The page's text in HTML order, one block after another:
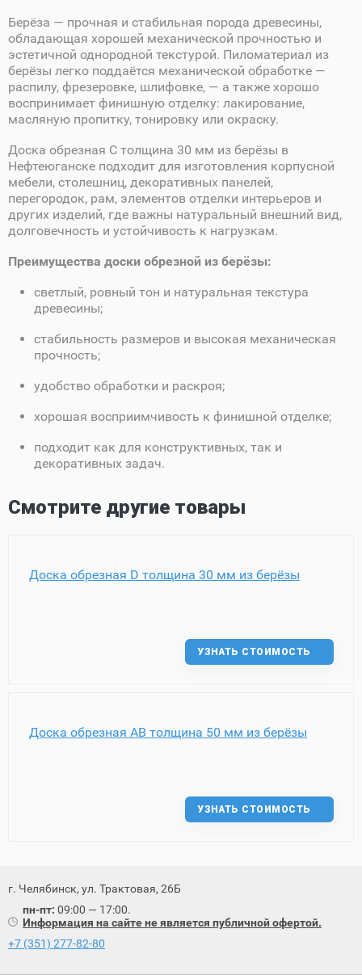
Берёза — прочная и стабильная порода древесины,
обладающая хорошей механической прочностью и
эстетичной однородной текстурой. Пиломатериал из
берёзы легко поддаётся механической обработке —
распилу, фрезеровке, шлифовке, — а также хорошо
воспринимает финишную отделку: лакирование,
масляную пропитку, тонировку или окраску.
Доска обрезная C толщина 30 мм из берёзы в
Нефтеюганске подходит для изготовления корпусной
мебели, столешниц, декоративных панелей,
перегородок, рам, элементов отделки интерьеров и
других изделий, где важны натуральный внешний вид,
долговечность и устойчивость к нагрузкам.
Преимущества доски обрезной из берёзы:
светлый, ровный тон и натуральная текстура
древесины;
стабильность размеров и высокая механическая
прочность;
удобство обработки и раскроя;
хорошая восприимчивость к финишной отделке;
подходит как для конструктивных, так и
декоративных задач.
Смотрите другие товары
Доска обрезная D толщина 30 мм из берёзы
УЗНАТЬ СТОИМОСТЬ
Доска обрезная AB толщина 50 мм из берёзы
УЗНАТЬ СТОИМОСТЬ
г. Челябинск, ул. Трактовая, 26Б
пн-пт: 09:00 — 17:00.
Информация на сайте не является публичной офертой.
+7 (351) 277-82-80